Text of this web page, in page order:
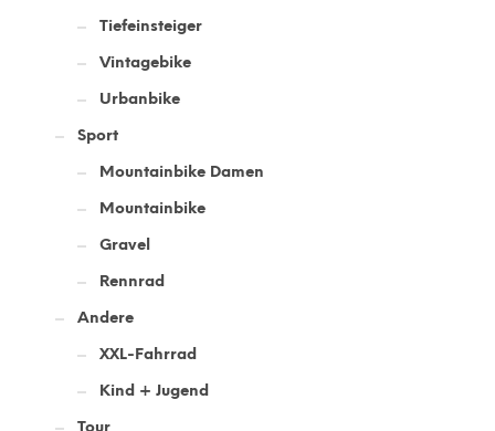
Tiefeinsteiger
Vintagebike
Urbanbike
Sport
Mountainbike Damen
Mountainbike
Gravel
Rennrad
Andere
XXL-Fahrrad
Kind + Jugend
Tour